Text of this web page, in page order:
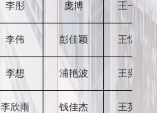
李彤 庞博 王一凡
李伟 彭佳颖 王忆婷
李想 浦艳波 王奕帆
李欣雨 钱佳杰 王英楚